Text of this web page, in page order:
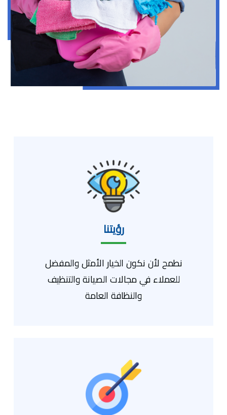
رؤيتنا
نطمح لأن نكون الخيار الأمثل والمفضل
للعملاء في مجالات الصيانة والتنظيف
والنظافة العامة